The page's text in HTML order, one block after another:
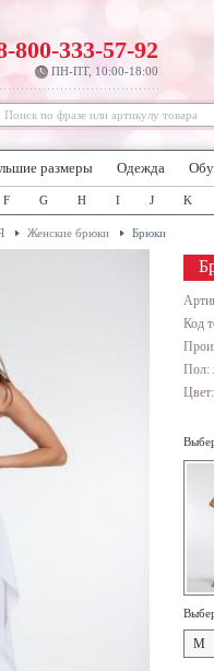
800-333-57-92
ПН-ПТ, 10:00-18:00
размеры Одежда
F G H I J K
Женские брюки Брюки
Код
Пол:
M